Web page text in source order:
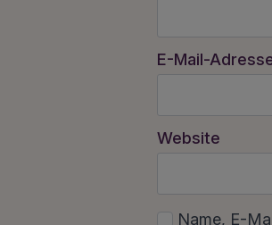
E-Mail-
Website
Name, E-